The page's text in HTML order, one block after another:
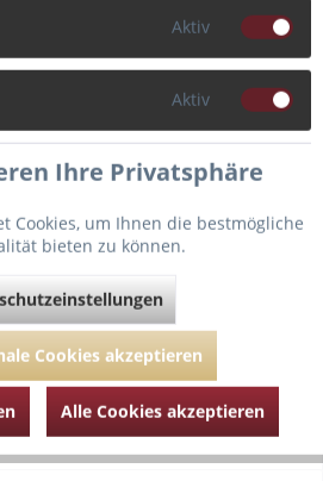
In den Warenkorb
zum Artikel?
2322-Italian-brown-36
Aktiv
Aktiv
Ihre Privatsphäre
Cookies, um Ihnen die bestmögliche
bieten zu können.
Cookies akzeptieren
Alle Cookies akzeptieren